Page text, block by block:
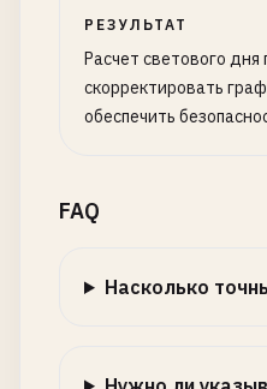
РЕЗУЛЬТАТ
Расчет светового дня
скорректировать
обеспечить
FAQ
Насколько